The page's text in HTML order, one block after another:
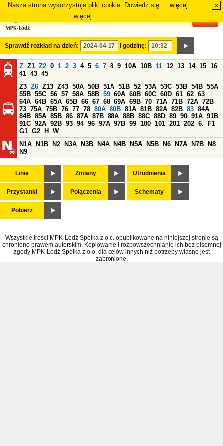
Nasza strona wykorzystuje pliki cookie. Dowiedz się
więcej.
więcej x
Sprawdź rozkład na dzień: i godzinę:
Z Z1 Z2 0 1 2 3 4 5 6 7 8 9 10A 10B 11 12 13 14 15 16
41 43 45
Z3 Z6 Z13 Z43 50A 50B 51A 51B 52 53A 53C 53B 54B 55A
55B 55C 56 57 58A 58B 59 60A 60B 60C 60D 61 62 63
64A 64B 65A 65B 66 67 68 69A 69B 70 71A 71B 72A 72B
73 75A 75B 76 77 78 80A 80B 81A 81B 82A 82B 83 84A
84B 85A 85B 86 87A 87B 88A 88B 88C 88D 89 90 91A 91B
91C 92A 92B 93 94 96 97A 97B 99 100 101 201 202 6.
F1
G1 G2 H
W
N1A
N1B N2 N3A N3B N4A N4B N5A N5B N6 N7A N7B
N8
N9
Linie Zmiany Utrudnienia
Przystanki Połączenia Schematy
Pobierz
Wszystkie treści MPK-Łódź Spółka z o.o. opublikowane na niniejszej stronie są
chronione prawem autorskim. Kopiowanie i rozpowszechnianie ich bez pisemnej
zgody MPK-Łódź Spółka z o.o. dla celów innych niż potrzeby własne jest
zabronione.